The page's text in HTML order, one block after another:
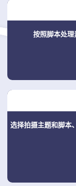
按照脚本处理
选择拍摄主题和脚本